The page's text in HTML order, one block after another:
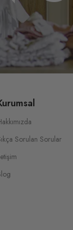
Sorulan Sorular